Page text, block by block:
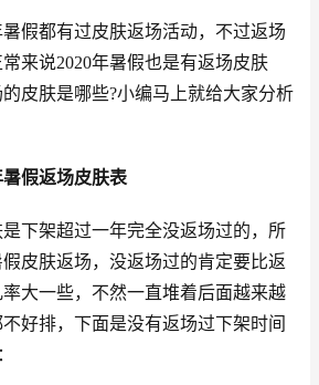
假都有过皮肤返场活动，不过返场
来说2020年暑假也是有返场皮肤
皮肤是哪些?小编马上就给大家分析
暑假返场皮肤表
下架超过一年完全没返场过的，所
皮肤返场，没返场过的肯定要比返
大一些，不然一直堆着后面越来越
好排，下面是没有返场过下架时间